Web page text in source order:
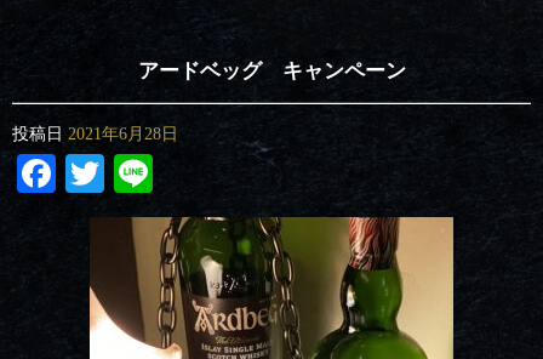
アードベッグ キャンペーン
投稿日 2021年6月28日
Facebook
Twitter
Line